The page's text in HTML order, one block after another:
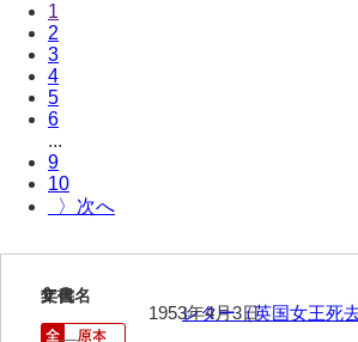
井上勉家文書（大和町）
井下家文書（埼玉県）
1
2
3
4
5
6
...
9
10
〉
1
文書名
レター（英国女王死
年代
1953年4月3日